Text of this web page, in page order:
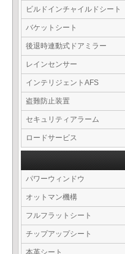
ビルドインチャイルドシート
バケットシート
後退時連動式ドアミラー
レインセンサー
インテリジェントAFS
盗難防止装置
セキュリティアラーム
ロードサービス
パワーウィンドウ
オットマン機構
フルフラットシート
チップアップシート
本革シート